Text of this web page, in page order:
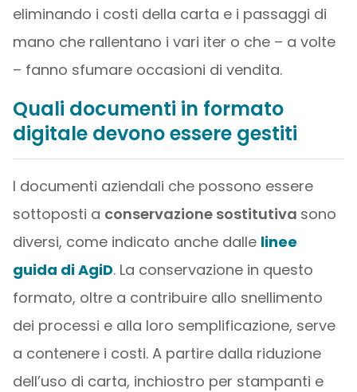
eliminando i costi della carta e i passaggi di
mano che rallentano i vari iter o che – a volte
– fanno sfumare occasioni di vendita.
Quali documenti in formato
digitale devono essere gestiti
I documenti aziendali che possono essere
sottoposti a conservazione sostitutiva sono
diversi, come indicato anche dalle linee
guida di AgiD. La conservazione in questo
formato, oltre a contribuire allo snellimento
dei processi e alla loro semplificazione, serve
a contenere i costi. A partire dalla riduzione
dell’uso di carta, inchiostro per stampanti e